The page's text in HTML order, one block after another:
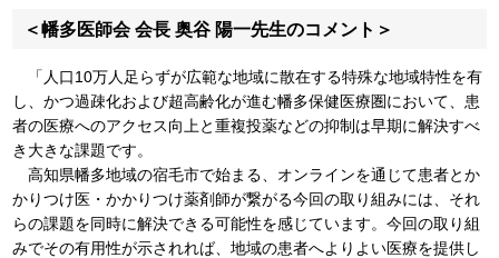
＜幡多医師会 会長 奥谷 陽一先生のコメント＞
「人口10万人足らずが広範な地域に散在する特殊な地域特性を有
し、かつ過疎化および超高齢化が進む幡多保健医療圏において、患
者の医療へのアクセス向上と重複投薬などの抑制は早期に解決すべ
き大きな課題です。
高知県幡多地域の宿毛市で始まる、オンラインを通じて患者とか
かりつけ医・かかりつけ薬剤師が繋がる今回の取り組みには、それ
らの課題を同時に解決できる可能性を感じています。今回の取り組
みでその有用性が示されれば、地域の患者へよりよい医療を提供し